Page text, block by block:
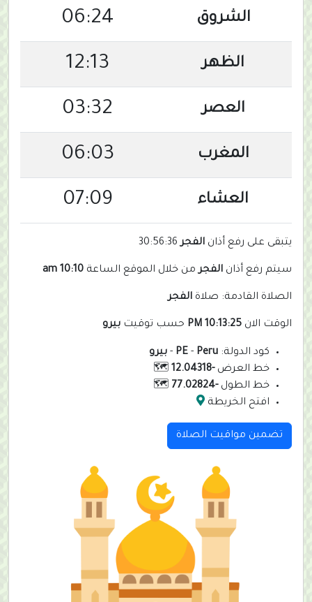
الشروق 06:24
الظهر 12:13
العصر 03:32
المغرب 06:03
العشاء 07:09
يتبقى على رفع أذان الفجر 30:56:35
سيتم رفع أذان الفجرمن خلال الموقع الساعة 10:10 am
الصلاة القادمة: صلاة الفجر
الوقت الان 10:13:26 PM حسب توقيت بيرو
كود الدولة: PE - Peru
- بيرو
خط العرض-12.04318
🗺️
خط الطول-77.02824
🗺️
افتح الخريطة
تضمين مواقيت الصلاة